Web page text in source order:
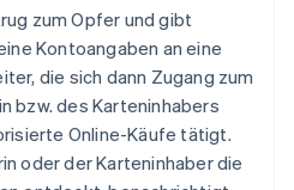
zum Opfer und gibt
Kontoangaben an eine
die sich dann Zugang zum
bzw. des Karteninhabers
Online-Käufe tätigt.
oder der Karteninhaber die